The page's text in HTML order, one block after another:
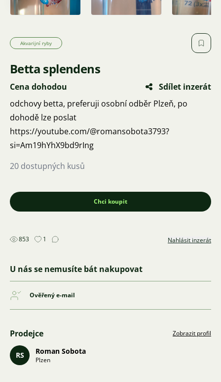
Akvarijní ryby
Betta splendens
Cena dohodou
Sdílet inzerát
odchovy betta, preferuji osobní odběr Plzeň, po
dohodě lze poslat
https://youtube.com/@romansobota3793?
si=Am19hYhX9bd9rIng
20 dostupných kusů
Chci koupit
853 1 Nahlásit inzerát
U nás se nemusíte bát nakupovat
Ověřený e-mail
Prodejce Zobrazit profil
RS Roman Sobota
Plzen